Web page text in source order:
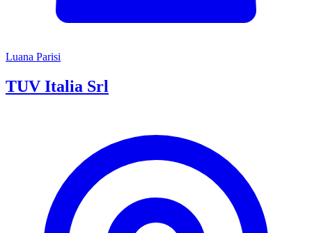
Luana Parisi
TUV Italia Srl